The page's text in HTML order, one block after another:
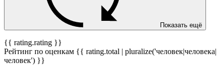
Показать ещё
{{ rating.rating }}
Рейтинг по оценкам {{ rating.total | pluralize('человек|человека|
человек') }}